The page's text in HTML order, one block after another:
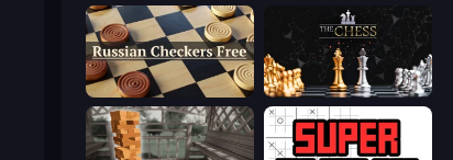
Russian Checkers Free The Chess